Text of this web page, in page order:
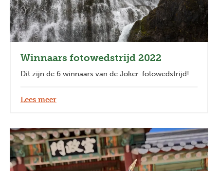
Winnaars fotowedstrijd 2022
Dit zijn de 6 winnaars van de Joker-fotowedstrijd!
Lees meer